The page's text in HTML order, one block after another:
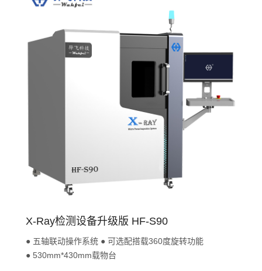
X-Ray检测设备升级版 HF-S90
● 五轴联动操作系统 ● 可选配搭载360度旋转功能
● 530mm*430mm载物台